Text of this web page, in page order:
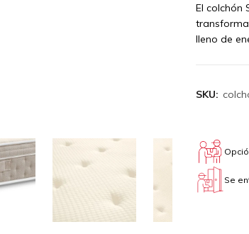
El colchón
lleno de
SKU:
Se